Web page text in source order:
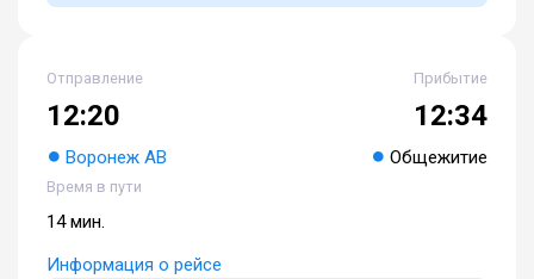
Отправление
12:20
Воронеж АВ
Прибытие
12:34
Общежитие
Время в пути
14 мин.
Информация о рейсе